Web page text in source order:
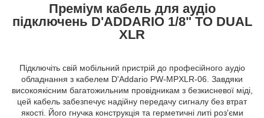
Преміум кабель для аудіо
підключень D'ADDARIO 1/8" TO DUAL
XLR
Підключіть свій мобільний пристрій до професійного аудіо
обладнання з кабелем D'Addario PW-MPXLR-06. Завдяки
високоякісним багатожильним провідникам з безкисневої міді,
цей кабель забезпечує надійну передачу сигналу без втрат
якості. Його гнучка конструкція та герметичні литі роз'єми